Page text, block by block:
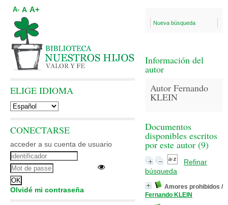
Nueva búsqueda
Información del
autor
Autor Fernando
KLEIN
Documentos
disponibles escritos
por este autor (9)
Refinar
búsqueda
Amores prohibidos /
Fernando KLEIN
A- A A+
ELIGE IDIOMA
CONECTARSE
acceder a su cuenta de usuario
Olvidé mi contraseña